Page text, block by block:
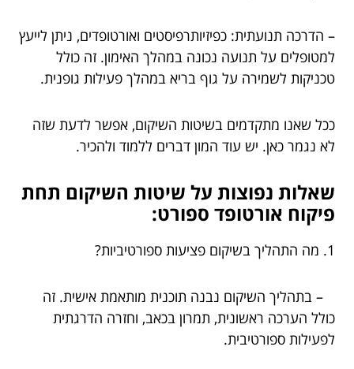
– הדרכה תנועתית: כפיזיותרפיסטים ואורטופדים, ניתן לייעץ
למטופלים על תנועה נכונה במהלך האימון. זה כולל
טכניקות לשמירה על גוף בריא במהלך פעילות גופנית.
ככל שאנו מתקדמים בשיטות השיקום, אפשר לדעת שזה
לא נגמר כאן. יש עוד המון דברים ללמוד ולהכיר.
שאלות נפוצות על שיטות השיקום תחת
פיקוח אורטופד ספורט:
1. מה התהליך בשיקום פציעות ספורטיביות?
– בתהליך השיקום נבנה תוכנית מותאמת אישית. זה
כולל הערכה ראשונית, תמרון בכאב, וחזרה הדרגתית
לפעילות ספורטיבית.